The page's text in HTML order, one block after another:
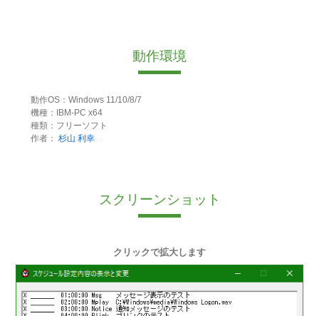
動作環境
動作OS：Windows 11/10/8/7
機種：IBM-PC x64
種類：フリーソフト
作者： 杉山 利幸
スクリーンショット
クリックで拡大します